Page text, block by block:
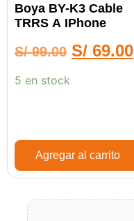
Boya BY-K3 Cable
TRRS A IPhone
S/99.00 S/ 69.00
5 en stock
Agregar al carrito